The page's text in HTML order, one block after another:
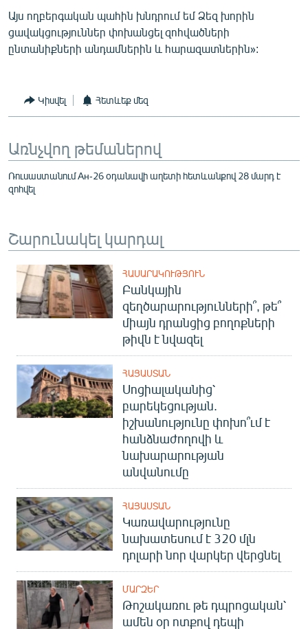
English
Русский
«Ազատության» բոլոր կայքերը
Այս ողբերգական պահին խնդրում եմ Ձեզ խորին
ցավակցություններ փոխանցել զոհվածների
ընտանիքների անդամներին և հարազատներին»:
Կիսվել Հետևեք մեզ
Առնչվող թեմաներով
Ռուսաստանում Ан-26 օդանավի աղետի հետևանքով 28 մարդ է
զոհվել
Շարունակել կարդալ
ՀԱՍԱՐԱԿՈՒԹՅՈՒՆ
Բանկային
զեղծարարությունների՞, թե՞
միայն դրանցից բողոքների
թիվն է նվազել
ՀԱՅԱՍՏԱՆ
Սոցիալականից՝
բարեկեցության.
իշխանությունը փոխո՞ւմ է
հանձնաժողովի և
նախարարության
անվանումը
ՀԱՅԱՍՏԱՆ
Կառավարությունը
նախատեսում է 320 մլն
դոլարի նոր վարկեր վերցնել
ՄԱՐԶԵՐ
Թոշակառու թե դպրոցական՝
ամեն օր ոտքով դեպի